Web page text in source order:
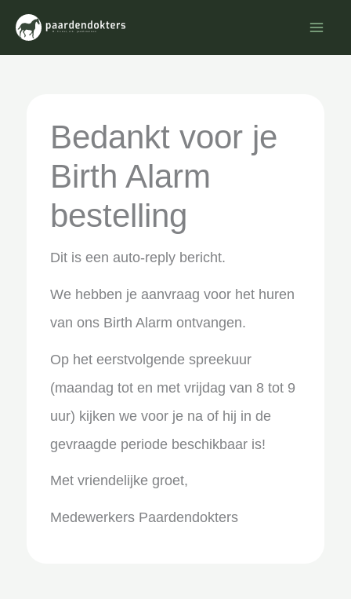
naar
Bedankt voor je
Birth Alarm
bestelling
Dit is een auto-reply bericht.
We hebben je aanvraag voor het huren
van ons Birth Alarm ontvangen.
Op het eerstvolgende spreekuur
(maandag tot en met vrijdag van 8 tot 9
uur) kijken we voor je na of hij in de
gevraagde periode beschikbaar is!
Met vriendelijke groet,
Medewerkers Paardendokters